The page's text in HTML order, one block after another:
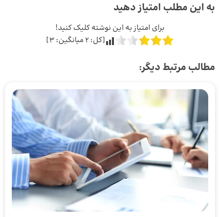
به این مطلب امتیاز دهید
برای امتیاز به این نوشته کلیک کنید!
[کل: 2میانگین: 3
]
مطالب مرتبط دیگر: